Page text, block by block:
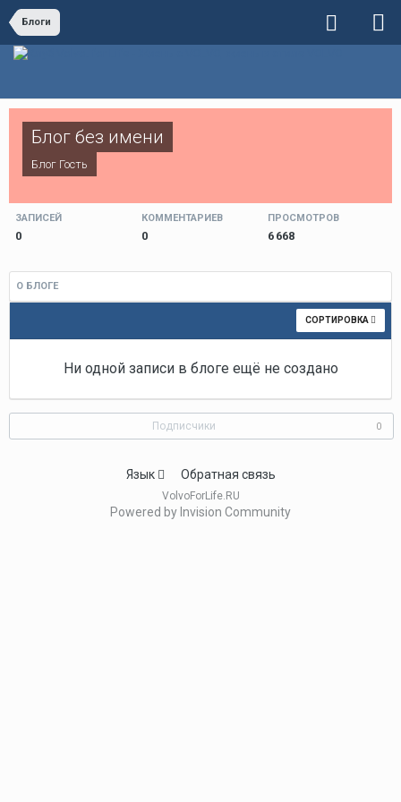
Блоги
Блог без имени
Блог Гость
ЗАПИСЕЙ
0
КОММЕНТАРИЕВ
0
ПРОСМОТРОВ
6 668
О БЛОГЕ
СОРТИРОВКА
Ни одной записи в блоге ещё не создано
Подписчики 0
Язык Обратная связь
VolvoForLife.RU
Powered by Invision Community